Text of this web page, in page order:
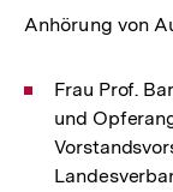
Anhörung von
Frau Prof.
und